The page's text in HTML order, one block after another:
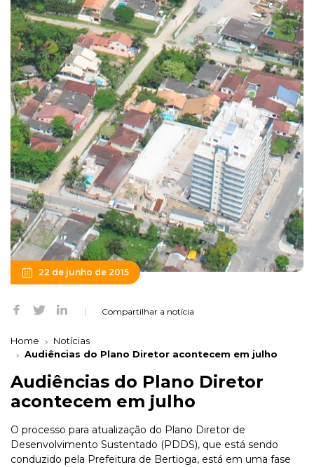
22 de junho de 2015
Compartilhar a notícia
Home
Notícias
Audiências do Plano Diretor acontecem em julho
Audiências do Plano Diretor
acontecem em julho
O processo para atualização do Plano Diretor de
Desenvolvimento Sustentado (PDDS), que está sendo
conduzido pela Prefeitura de Bertioga, está em uma fase